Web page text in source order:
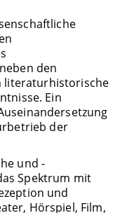
den
literaturhistorische
Ein
der
und -
Spektrum mit
und
Hörspiel, Film,